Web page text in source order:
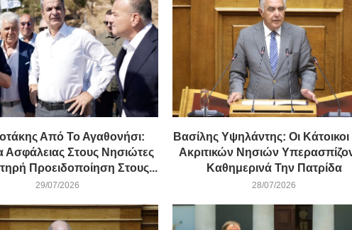
Από Το Αγαθονήσι:
Ασφάλειας Στους Νησιώτες
Προειδοποίηση Στους...
29/07/2026
Βασίλης Υψηλάντης: Οι
Ακριτικών Νησιών
Καθημερινά Την Πατρίδα
28/07/2026